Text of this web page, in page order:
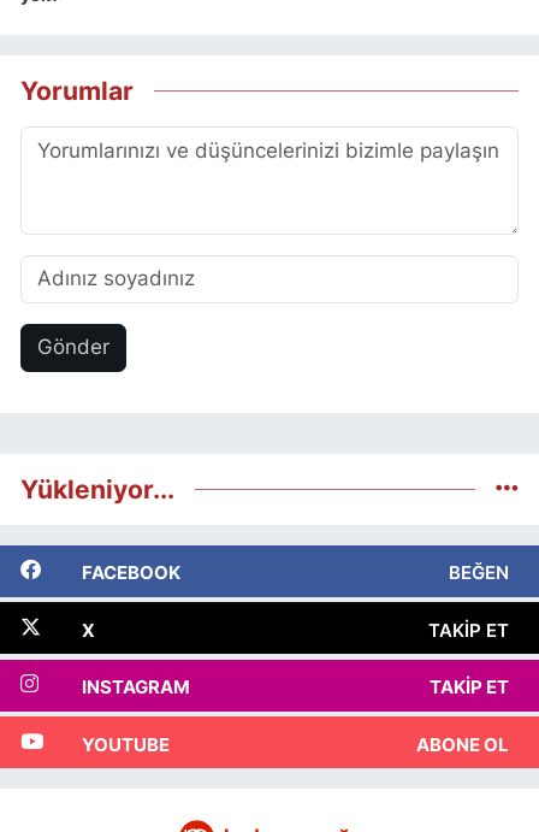
Yorumlar
Gönder
Yükleniyor...
FACEBOOK BEĞEN
X TAKIP ET
INSTAGRAM TAKIP ET
YOUTUBE ABONE OL